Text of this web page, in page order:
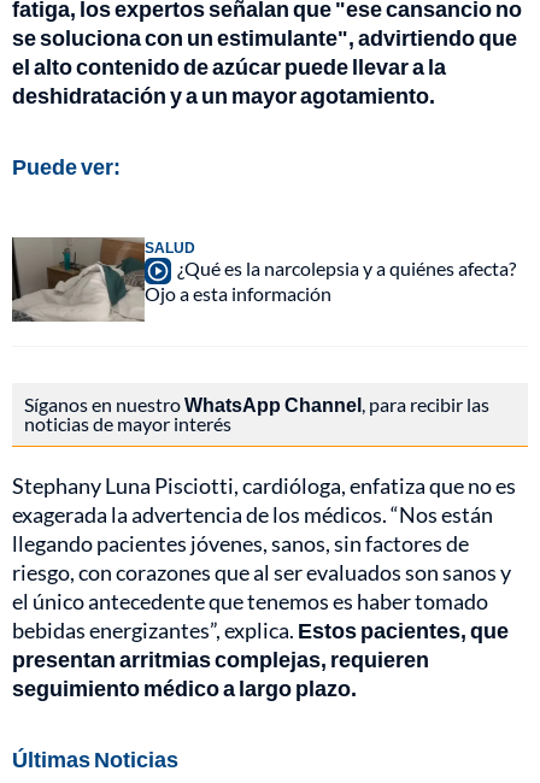
fatiga, los expertos señalan que "ese cansancio no
se soluciona con un estimulante", advirtiendo que
el alto contenido de azúcar puede llevar a la
deshidratación y a un mayor agotamiento.
Puede ver:
SALUD
¿Qué es la narcolepsia y a quiénes afecta?
Ojo a esta información
Síganos en nuestroWhatsApp Channel , para recibir las
noticias de mayor interés
Stephany Luna Pisciotti, cardióloga, enfatiza que no es
exagerada la advertencia de los médicos. “Nos están
llegando pacientes jóvenes, sanos, sin factores de
riesgo, con corazones que al ser evaluados son sanos y
el único antecedente que tenemos es haber tomado
bebidas energizantes”, explica. Estos pacientes, que
presentan arritmias complejas, requieren
seguimiento médico a largo plazo.
Últimas Noticias